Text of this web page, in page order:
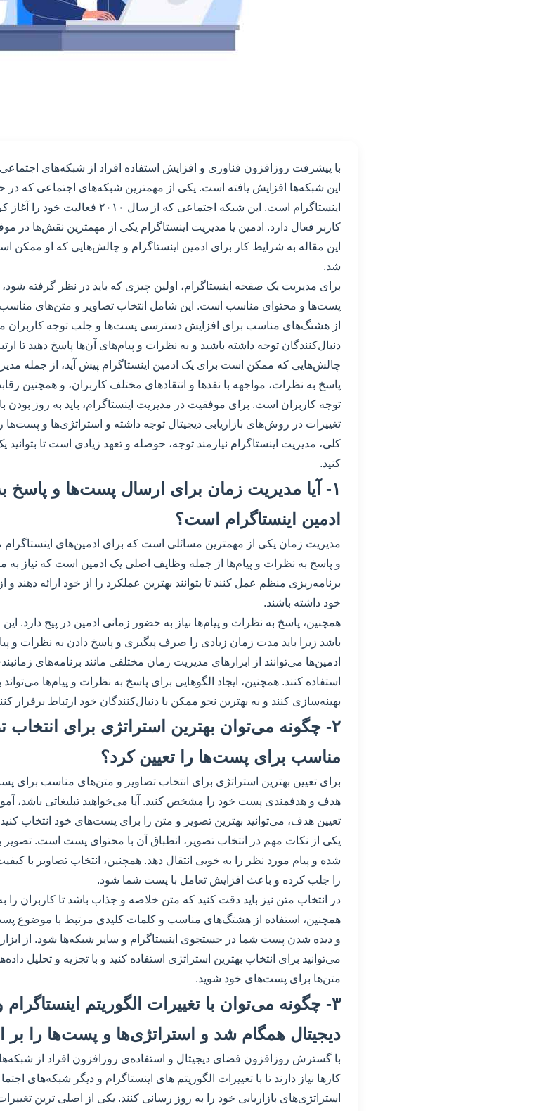
با پیشرفت روزافزون فناوری و افزایش استفاده افراد از شبکه‌های
این شبکه‌ها افزایش یافته است. یکی از مهمترین شبکه‌های اجتماعی که
اینستاگرام است. این شبکه اجتماعی که
کاربر فعال دارد. ادمین یا مدیریت اینستاگرام یکی از مهمترین نقش‌ها در
این مقاله به شرایط کار برای ادمین اینستاگرام و چالش‌هایی که او ممکن
شد.
برای مدیریت یک صفحه اینستاگرام، اولین چیزی که باید در نظر گرفته
پست‌ها و محتوای مناسب است. این شامل انتخاب تصاویر و متن‌های مناسب
از هشتگ‌های مناسب برای افزایش دسترسی پست‌ها و جلب توجه کاربران
دنبال‌کنندگان توجه داشته باشید و به نظرات و پیام‌های آن‌ها پاسخ دهید تا
چالش‌هایی که ممکن است برای یک ادمین اینستاگرام پیش آید، از جمله
پاسخ به نظرات، مواجهه با نقدها و انتقادهای مختلف کاربران، و همچنین
توجه کاربران است. برای موفقیت در مدیریت اینستاگرام، باید به روز بودن با
تغییرات در روش‌های بازاریابی دیجیتال توجه داشته و استراتژی‌ها و
کلی، مدیریت اینستاگرام نیازمند توجه، حوصله و تعهد زیادی است تا
کنید.
۱- آیا مدیریت زمان برای ارسال پست‌ها و
ادمین اینستاگرام است؟
مدیریت زمان یکی از مهمترین مسائلی است که برای ادمین‌های
و پاسخ به نظرات و پیام‌ها از جمله وظایف اصلی یک ادمین است که نیاز به
برنامه‌ریزی منظم عمل کنند تا بتوانند بهترین عملکرد را از خود ارائه دهند و
خود داشته باشند.
همچنین، پاسخ به نظرات و پیام‌ها نیاز به حضور زمانی ادمین در پیج دارد.
باشد زیرا باید مدت زمان زیادی را صرف پیگیری و پاسخ دادن به نظرات و
ادمین‌ها می‌توانند از ابزارهای مدیریت زمان مختلفی مانند برنامه‌های
استفاده کنند. همچنین، ایجاد الگوهایی برای پاسخ به نظرات و پیام‌ها
بهینه‌سازی کنند و به بهترین نحو ممکن با دنبال‌کنندگان خود ارتباط برقرار
۲- چگونه می‌توان بهترین استراتژی برای انتخاب
مناسب برای پست‌ها را تعیین کرد؟
برای تعیین بهترین استراتژی برای انتخاب تصاویر و متن‌های مناسب برای
هدف و هدفمندی پست خود را مشخص کنید. آیا می‌خواهید تبلیغاتی باشد،
تعیین هدف، می‌توانید بهترین تصویر و متن را برای پست‌های خود انتخاب
یکی از نکات مهم در انتخاب تصویر، انطباق آن با محتوای پست است. تصویر
شده و پیام مورد نظر را به خوبی انتقال دهد. همچنین، انتخاب تصاویر با
را جلب کرده و باعث افزایش تعامل با پست شما شود.
در انتخاب متن نیز باید دقت کنید که متن خلاصه و جذاب باشد تا کاربران
همچنین، استفاده از هشتگ‌های مناسب و کلمات کلیدی مرتبط با موضوع
و دیده شدن پست شما در جستجوی اینستاگرام و سایر شبکه‌ها شود. از
می‌توانید برای انتخاب بهترین استراتژی استفاده کنید و با تجزیه و تحلیل
متن‌ها برای پست‌های خود شوید.
۳- چگونه می‌توان با تغییرات الگوریتم
دیجیتال همگام شد و استراتژی‌ها و پست‌ها را
با گسترش روزافزون فضای دیجیتال و استفاده‌ی روزافزون افراد از
کارها نیاز دارند تا با تغییرات الگوریتم های اینستاگرام و دیگر شبکه‌های
استراتژی‌های بازاریابی خود را به روز رسانی کنند. یکی از اصلی ترین